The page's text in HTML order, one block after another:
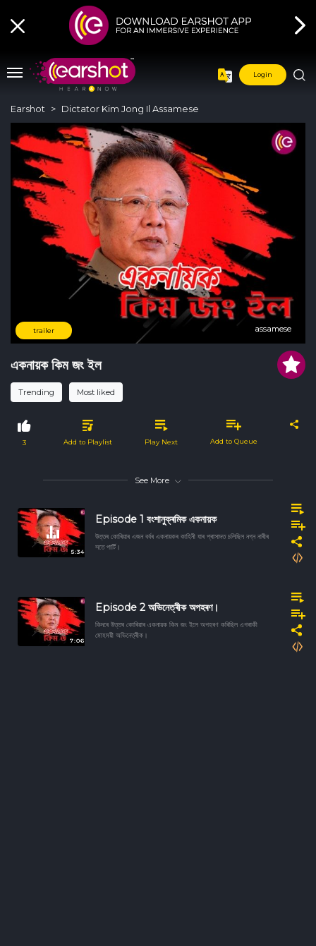
Login
Earshot Dictator Kim Jong Il Assamese
assamese
assamese
trailer
একনায়ক কিম জং ইল
Trending Most liked
3 Add to Playlist Play Next Add to Queue
See More
5:34
Episode 1 বংশানুক্ৰমিক একনায়ক
উত্তৰ কোৰিয়াৰ এজন বৰ্বৰ একনায়কৰ কাহিনী যাৰ প্ৰাসাদত চলিছিল নগ্ন নাৰীৰ
সতে পাৰ্টি।
7:06
Episode 2 অভিনেত্ৰীক অপহৰণ।
কিদৰে উত্তৰ কোৰিয়াৰ একনায়ক কিম জং ইলে অপহৰণ কৰিছিল এগৰাকী
মোহময়ী অভিনেত্ৰীক।